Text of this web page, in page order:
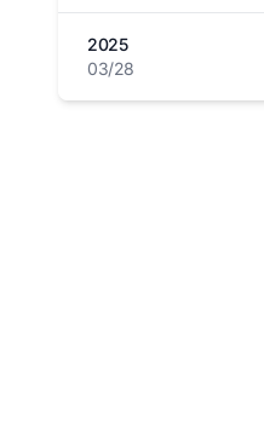
2025
03/28